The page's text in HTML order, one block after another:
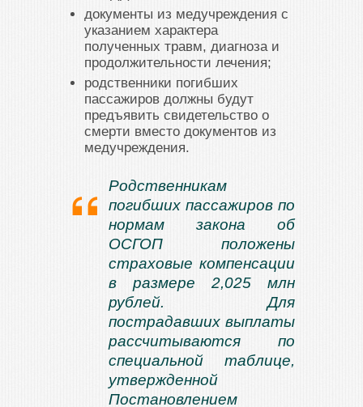
документы из медучреждения с
указанием характера
полученных травм, диагноза и
продолжительности лечения;
родственники погибших
пассажиров должны будут
предъявить свидетельство о
смерти вместо документов из
медучреждения.
Родственникам
погибших пассажиров по
нормам закона об
ОСГОП положены
страховые компенсации
в размере 2,025 млн
рублей. Для
пострадавших выплаты
рассчитываются по
специальной таблице,
утвержденной
Постановлением